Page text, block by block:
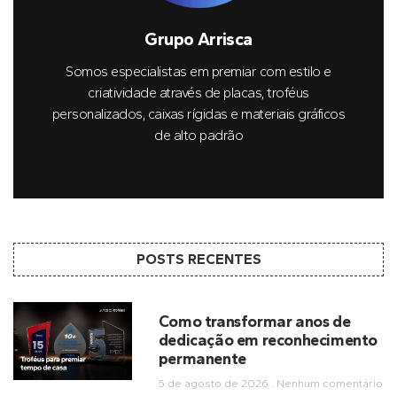
Grupo Arrisca
Somos especialistas em premiar com estilo e
criatividade através de placas, troféus
personalizados, caixas rígidas e materiais gráficos
de alto padrão
POSTS RECENTES
Como transformar anos de
dedicação em reconhecimento
permanente
5 de agosto de 2026 Nenhum comentário